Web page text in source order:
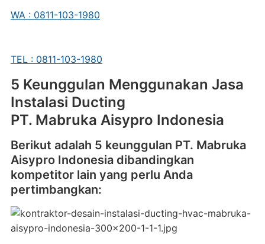
WA : 0811-103-1980
TEL : 0811-103-1980
5 Keunggulan Menggunakan Jasa
Instalasi Ducting
PT. Mabruka Aisypro Indonesia
Berikut adalah 5 keunggulan PT. Mabruka
Aisypro Indonesia dibandingkan
kompetitor lain yang perlu Anda
pertimbangkan: